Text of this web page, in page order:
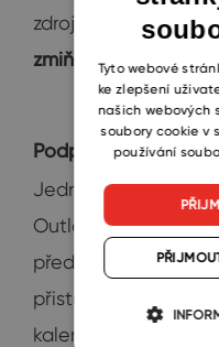
zdrojů a
zmiňované chybějící
Podpora offline
Jedním z
Outlooku" je
předchozích
přistupovat ke
kalendářovým
Tyto webové
ke zlepšení
našich webových
soubory cookie v
používání